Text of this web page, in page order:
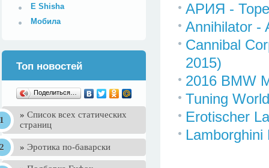
АРИЯ -
Annihilator -
Cannibal
2015)
2016 BMW
Tuning
Erotischer
E Shisha
Мобила
Топ новостей
Поделиться…
» Список всех статических
страниц
» Эротика по-баварски